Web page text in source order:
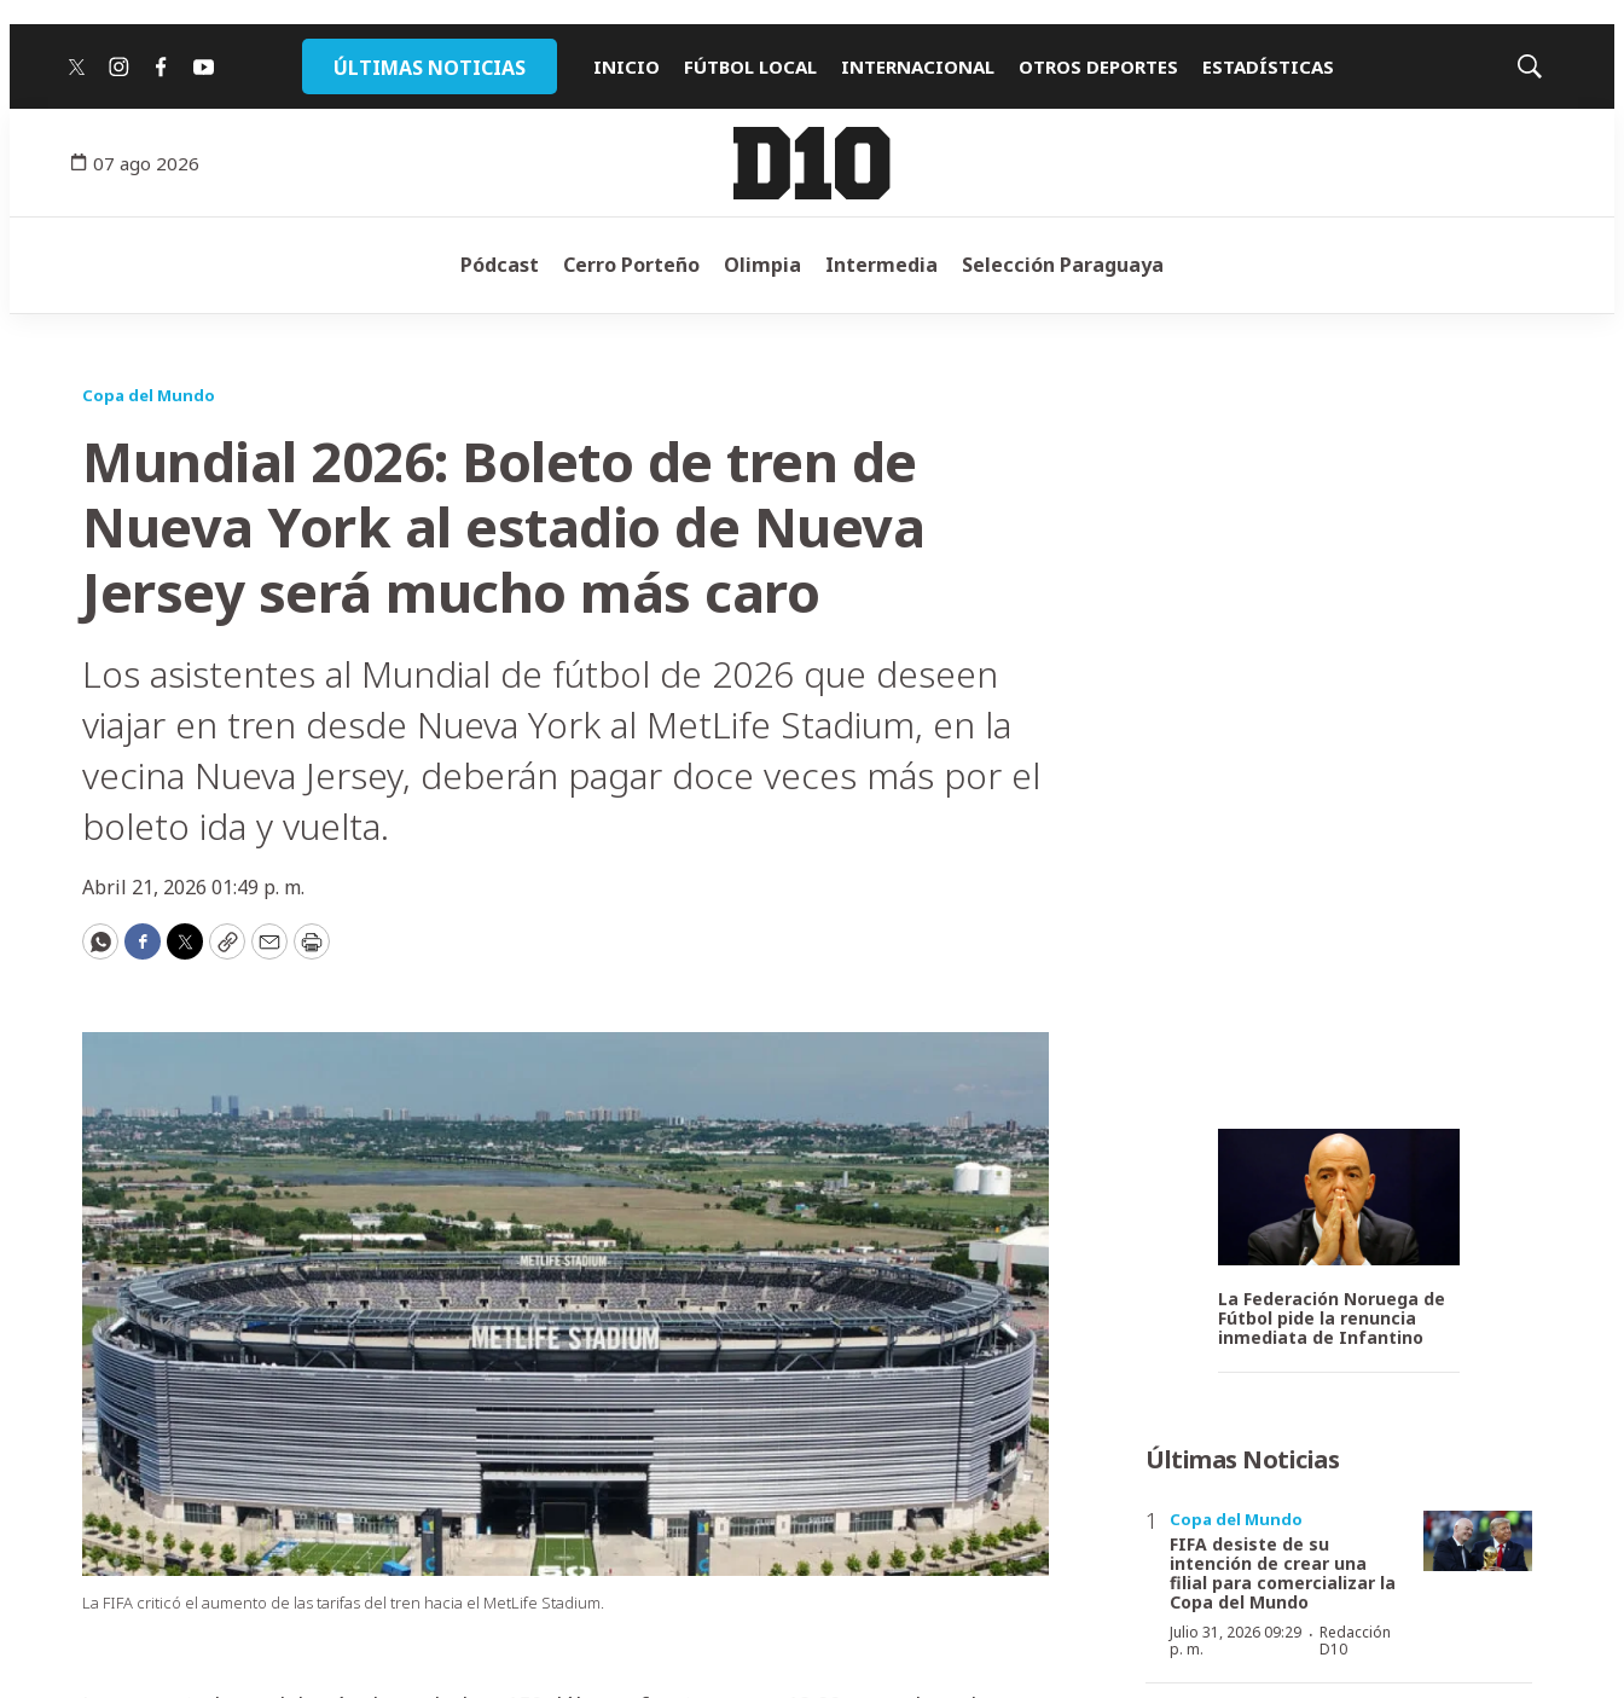
twitterinstagram
facebook
youtube ÚLTIMAS NOTICIAS INICIO FÚTBOL LOCAL INTERNACIONAL OTROS DEPORTES ESTADÍSTICAS
Mostrar
07 ago 2026
Pódcast Cerro Porteño Olimpia Intermedia Selección Paraguaya
Copa del Mundo
Mundial 2026: Boleto de tren de
Nueva York al estadio de Nueva
Jersey será mucho más caro
Los asistentes al Mundial de fútbol de 2026 que deseen
viajar en tren desde Nueva York al MetLife Stadium, en la
vecina Nueva Jersey, deberán pagar doce veces más por el
boleto ida y vuelta.
Abril 21, 2026 01:49 p. m.
WhatsApp
Facebook
Twitter
CopyEmailPrint
La FIFA criticó el aumento de las tarifas del tren hacia el MetLife Stadium.
La Federación Noruega de
Fútbol pide la renuncia
inmediata de Infantino
Últimas Noticias
Copa del Mundo
FIFA desiste de su
intención de crear una
filial para comercializar la
Copa del Mundo
Julio 31, 2026 09:29
p. m.
· Redacción
D10